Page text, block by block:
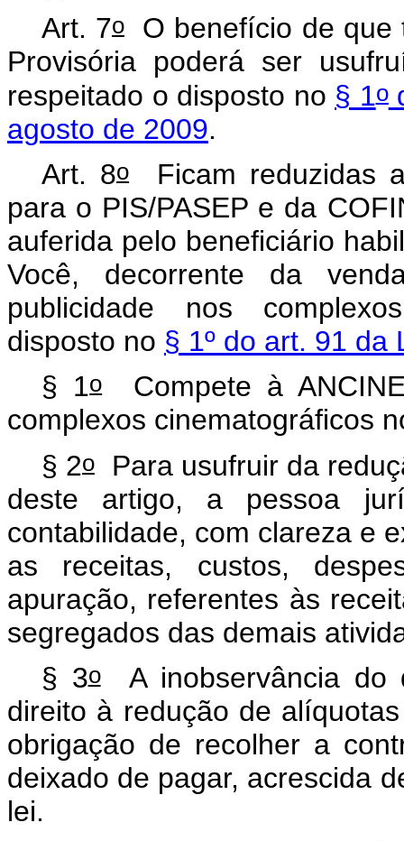
Art. 7oO benefício de que
Provisória poderá ser
respeitado o disposto no § 1o
agosto de 2009.
Art. 8oFicam reduzidas a
para o PIS/PASEP e da
auferida pelo beneficiário
Você, decorrente da
publicidade nos
disposto no § 1º do art. 91 da
§ 1oCompete à
complexos cinematográficos
§ 2o
Para usufruir da
deste artigo, a pessoa
contabilidade, com clareza e
as receitas, custos,
apuração, referentes às
segregados das demais
§ 3oA inobservância do
direito à redução de
obrigação de recolher a
deixado de pagar, acrescida
lei.